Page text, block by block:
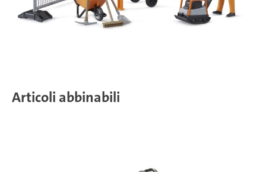
Articoli abbinabili